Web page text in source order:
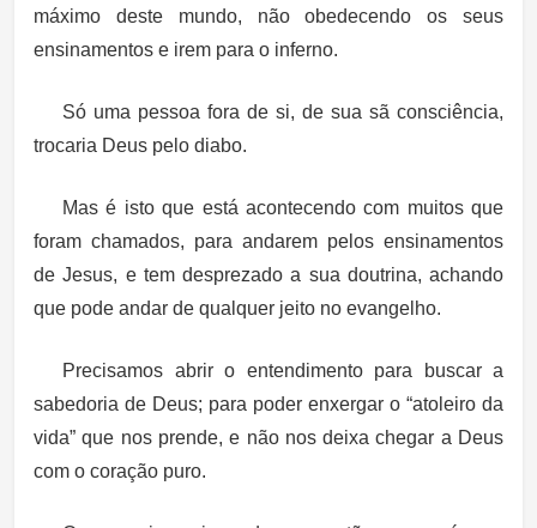
máximo deste mundo, não obedecendo os seus
ensinamentos e irem para o inferno.
Só uma pessoa fora de si, de sua sã consciência,
trocaria Deus pelo diabo.
Mas é isto que está acontecendo com muitos que
foram chamados, para andarem pelos ensinamentos
de Jesus, e tem desprezado a sua doutrina, achando
que pode andar de qualquer jeito no evangelho.
Precisamos abrir o entendimento para buscar a
sabedoria de Deus; para poder enxergar o “atoleiro da
vida” que nos prende, e não nos deixa chegar a Deus
com o coração puro.